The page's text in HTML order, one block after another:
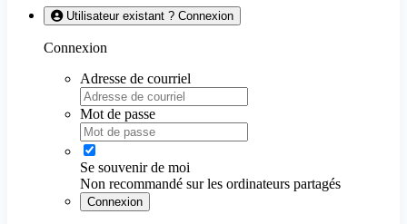
Utilisateur existant ? Connexion
Connexion
Adresse de courriel
Mot de passe
Se souvenir de moi
Non recommandé sur les ordinateurs partagés
Connexion